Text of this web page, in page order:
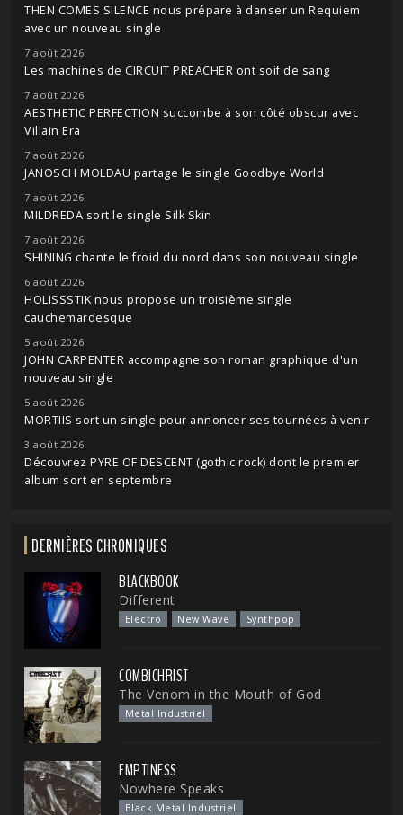
THEN COMES SILENCE nous prépare à danser un Requiem
avec un nouveau single
7 août 2026
Les machines de CIRCUIT PREACHER ont soif de sang
7 août 2026
AESTHETIC PERFECTION succombe à son côté obscur avec
Villain Era
7 août 2026
JANOSCH MOLDAU partage le single Goodbye World
7 août 2026
MILDREDA sort le single Silk Skin
7 août 2026
SHINING chante le froid du nord dans son nouveau single
6 août 2026
HOLISSSTIK nous propose un troisième single
cauchemardesque
5 août 2026
JOHN CARPENTER accompagne son roman graphique d'un
nouveau single
5 août 2026
MORTIIS sort un single pour annoncer ses tournées à venir
3 août 2026
Découvrez PYRE OF DESCENT (gothic rock) dont le premier
album sort en septembre
DERNIÈRES CHRONIQUES
BLACKBOOK
Different
Electro New Wave Synthpop
COMBICHRIST
The Venom in the Mouth of God
Metal Industriel
EMPTINESS
Nowhere Speaks
Black Metal Industriel